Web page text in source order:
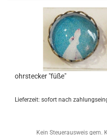
ohrstecker "füße"
Lieferzeit: sofort nach
Kein Steuerausweis gem.